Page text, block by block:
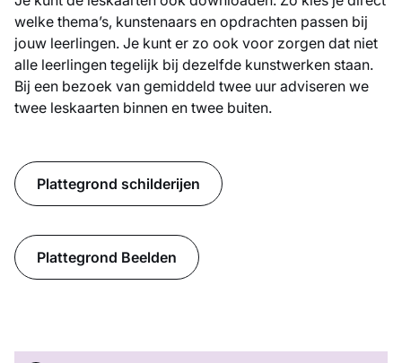
welke thema’s, kunstenaars en opdrachten passen bij
jouw leerlingen. Je kunt er zo ook voor zorgen dat niet
alle leerlingen tegelijk bij dezelfde kunstwerken staan.
Bij een bezoek van gemiddeld twee uur adviseren we
twee leskaarten binnen en twee buiten.
Plattegrond schilderijen
Plattegrond Beelden